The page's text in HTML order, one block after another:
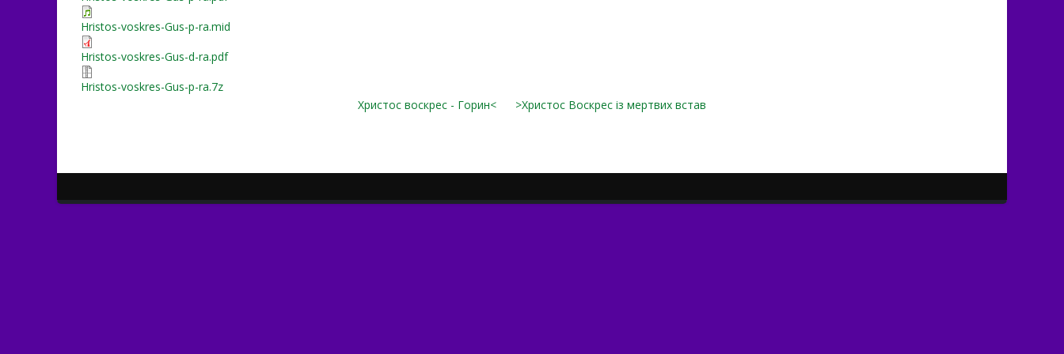
Hristos-voskres-Gus-p-ra.mid
Hristos-voskres-Gus-d-ra.pdf
Hristos-voskres-Gus-p-ra.7z
Христос воскрес - Горин<
>Христос Воскрес із мертвих встав